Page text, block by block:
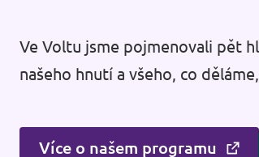
Ve Voltu jsme pojmenovali pět
našeho hnutí a všeho, co
Více o našem programu